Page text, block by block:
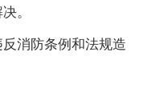
。
消防条例和法规造